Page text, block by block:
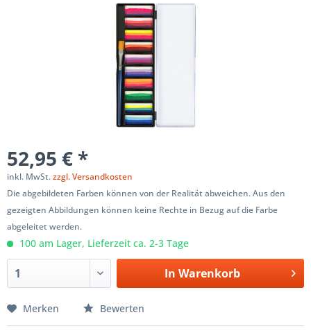
52,95 € *
inkl. MwSt.zzgl. Versandkosten
Die abgebildeten Farben können von der Realität abweichen. Aus den
gezeigten Abbildungen können keine Rechte in Bezug auf die Farbe
abgeleitet werden.
100 am Lager, Lieferzeit ca. 2-3 Tage
In Warenkorb
Merken Bewerten